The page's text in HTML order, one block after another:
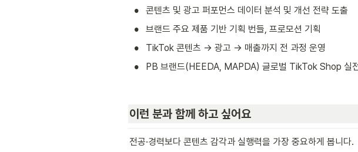
• 콘텐츠 및 광고 퍼포먼스 데이터 분석 및 개선 전략 도출
• 브랜드 주요 제품 기반 기획 번들, 프로모션 기획
• TikTok 콘텐츠 → 광고 → 매출까지 전 과정 운영
• PB 브랜드(HEEDA, MAPDA) 글로벌 TikTok Shop 실
이런 분과 함께 하고 싶어요
전공·경력보다 콘텐츠 감각과 실행력을 가장 중요하게 봅니다.